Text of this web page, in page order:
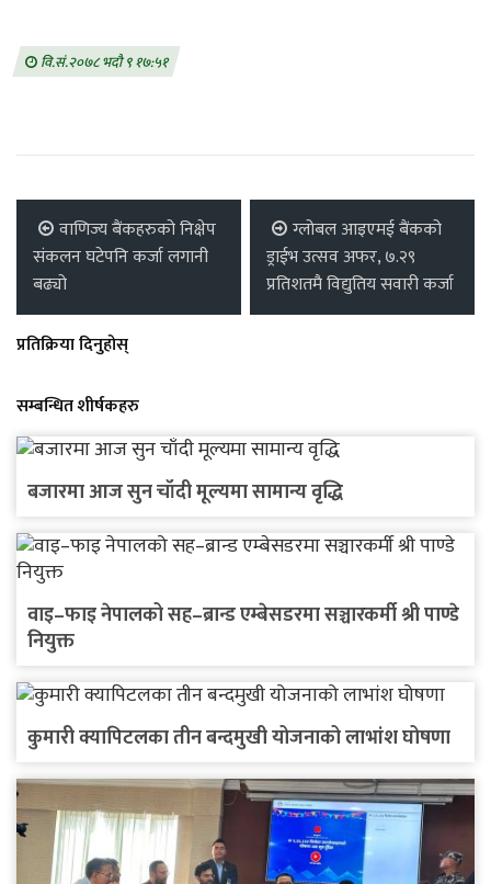
वि.सं.२०७८ भदौ ९ १७:५१
वाणिज्य बैंकहरुको निक्षेप
संकलन घटेपनि कर्जा लगानी
बढ्यो
ग्लोबल आइएमई बैंकको
ड्राईभ उत्सव अफर, ७.२९
प्रतिशतमै विद्युतिय सवारी कर्जा
प्रतिक्रिया दिनुहोस्
सम्बन्धित शीर्षकहरु
बजारमा आज सुन चाँदी मूल्यमा सामान्य वृद्धि
वाइ–फाइ नेपालको सह–ब्रान्ड एम्बेसडरमा सञ्चारकर्मी श्री पाण्डे
नियुक्त
कुमारी क्यापिटलका तीन बन्दमुखी योजनाको लाभांश घोषणा